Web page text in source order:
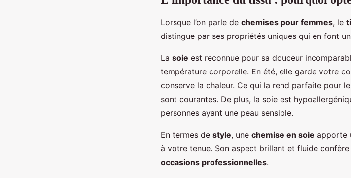
Lorsque l’on parle de chemises pour femmes, le
distingue par ses propriétés uniques qui en font
La soie est reconnue pour sa douceur
température corporelle. En été, elle garde votre
conserve la chaleur. Ce qui la rend parfaite pour
sont courantes. De plus, la soie est
personnes ayant une peau sensible.
En termes de style, une chemise en soie apporte
à votre tenue. Son aspect brillant et fluide confère
occasions professionnelles.